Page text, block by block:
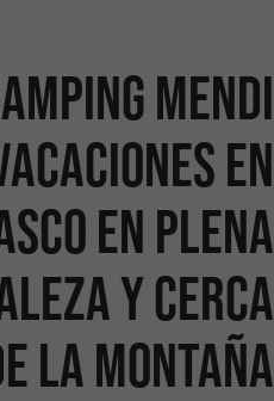
Mendi
en
en plena
y cerca
la montaña